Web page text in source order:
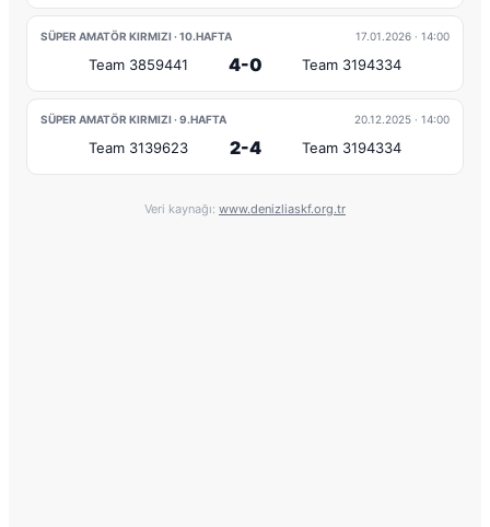
SÜPER AMATÖR KIRMIZI · 10.HAFTA 17.01.2026 · 14:00
Team 3859441 4-0 Team 3194334
SÜPER AMATÖR KIRMIZI · 9.HAFTA 20.12.2025 · 14:00
Team 3139623 2-4 Team 3194334
Veri kaynağı: www.denizliaskf.org.tr